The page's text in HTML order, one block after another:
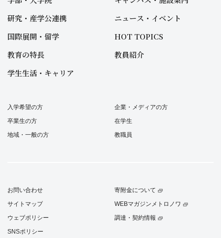
研究・産学公連携
国際展開・留学
教育の特長
学生生活・キャリア
ニュース・イベント
HOT TOPICS
教員紹介
入学希望の方
卒業生の方
地域・一般の方
企業・メディアの方
在学生
教職員
お問い合わせ
サイトマップ
ウェブポリシー
SNSポリシー
寄附金について
WEBマガジンメトロノワ
調達・契約情報